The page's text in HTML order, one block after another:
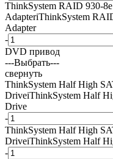
ThinkSystem RAID 930-
AdapteriThinkSystem
Adapter
-
DVD привод
---Выбрать---
свернуть
ThinkSystem Half High
DriveiThinkSystem Half
Drive
-
ThinkSystem Half High
DriveiThinkSystem Half
-